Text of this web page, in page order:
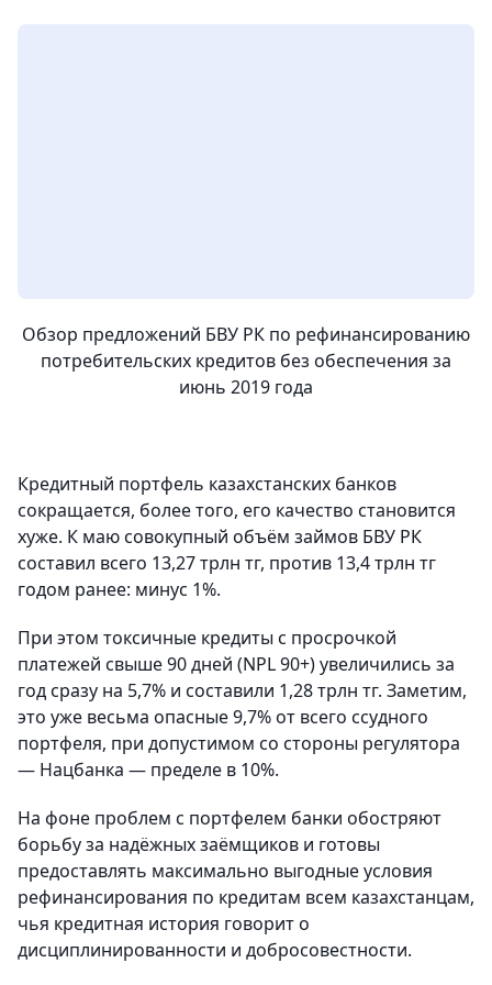
Обзор предложений БВУ РК по рефинансированию
потребительских кредитов без обеспечения за
июнь 2019 года
Кредитный портфель казахстанских банков
сокращается, более того, его качество становится
хуже. К маю совокупный объём займов БВУ РК
составил всего 13,27 трлн тг, против 13,4 трлн тг
годом ранее: минус 1%.
При этом токсичные кредиты с просрочкой
платежей свыше 90 дней (NPL 90+) увеличились за
год сразу на 5,7% и составили 1,28 трлн тг. Заметим,
это уже весьма опасные 9,7% от всего ссудного
портфеля, при допустимом со стороны регулятора
— Нацбанка — пределе в 10%.
На фоне проблем с портфелем банки обостряют
борьбу за надёжных заёмщиков и готовы
предоставлять максимально выгодные условия
рефинансирования по кредитам всем казахстанцам,
чья кредитная история говорит о
дисциплинированности и добросовестности.